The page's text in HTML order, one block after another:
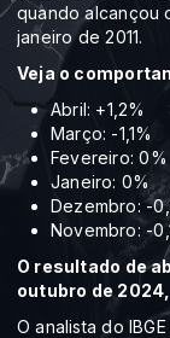
quando alcançou
janeiro de 2011.
Veja o
Abril: +1,2%
Março: -1,1%
Fevereiro: 0%
Janeiro: 0%
Dezembro: -
Novembro: -
O resultado de
outubro de
O analista do